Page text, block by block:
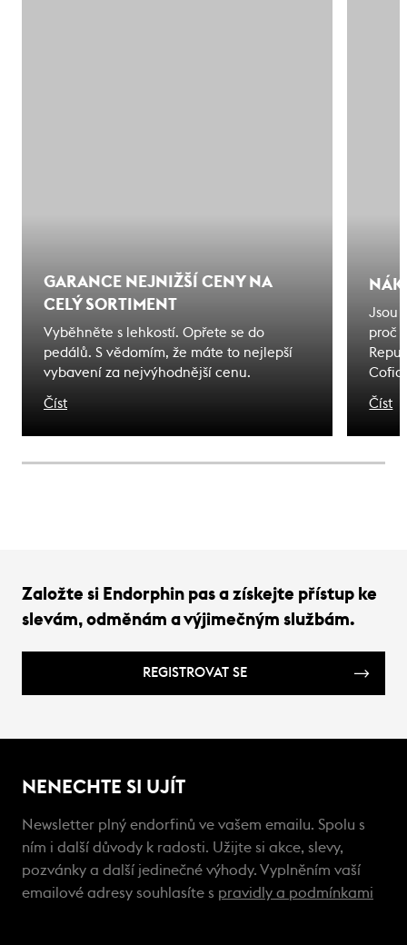
GARANCE NEJNIŽŠÍ CENY NA
CELÝ SORTIMENT
Vyběhněte s lehkostí. Opřete se do
pedálů. S vědomím, že máte to nejlepší
vybavení za nejvýhodnější cenu.
Číst
Jsou
proč
na
Číst
Založte si Endorphin pas a získejte přístup ke
slevám, odměnám a výjimečným službám.
REGISTROVAT SE
NENECHTE SI UJÍT
Newsletter plný endorfinů ve vašem emailu. Spolu s
ním i další důvody k radosti. Užijte si akce, slevy,
pozvánky a další jedinečné výhody. Vyplněním vaší
emailové adresy souhlasíte s pravidly a podmínkami